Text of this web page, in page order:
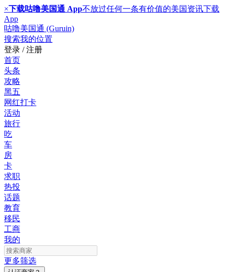
×下载咕噜美国通 App不放过任何一条有价值的美国资讯下载
App
咕噜美国通 (Guruin)
搜索我的位置
登录 / 注册
首页
头条
攻略
黑五
网红打卡
活动
旅行
吃
车
房
卡
求职
热投
话题
教育
移民
工商
我的
更多筛选